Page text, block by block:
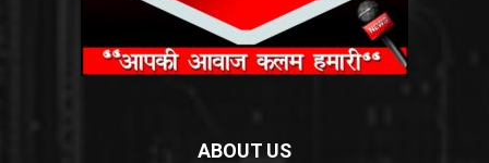
ABOUT US